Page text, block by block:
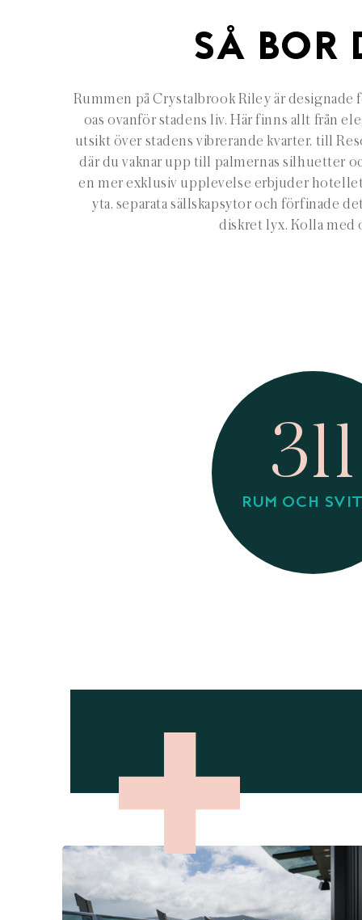
SÅ BOR
Rummen på Crystalbrook Riley är designade
oas ovanför stadens liv. Här finns allt från
utsikt över stadens vibrerande kvarter, till
där du vaknar upp till palmernas silhuetter
en mer exklusiv upplevelse erbjuder
yta, separata sällskapsytor och förfinade
diskret lyx. Kolla med
311
RUM OCH